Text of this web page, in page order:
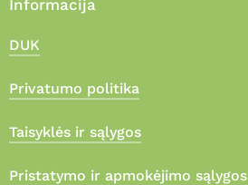
Informacija
DUK
Privatumo politika
Taisyklės ir sąlygos
Pristatymo ir apmokėjimo sąlygos